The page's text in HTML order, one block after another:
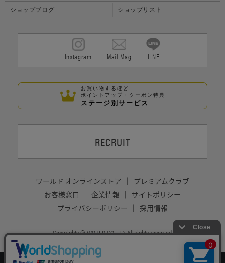
絞り込む
ショップブログ ショップリスト
Instagram Mail Mag LINE
お買い物するほど
ポイントアップ・クーポン特典
ステージ別サービス
RECRUIT
ワールド オンラインストア
プレミアムクラブ
お客様窓口
企業情報
サイトポリシー
プライバシーポリシー
採用情報
Copyrights © WORLD CO.,LTD. All rights reserved.